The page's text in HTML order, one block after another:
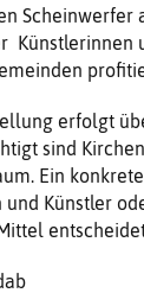
Scheinwerfer
Künstlerinnen
erfolgt
sind
Ein
und Künstler